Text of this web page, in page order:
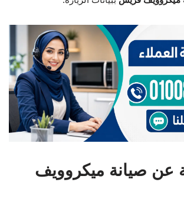
عن صيانة ميكروويف